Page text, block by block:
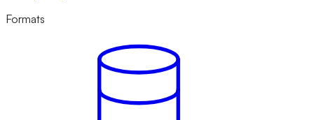
Formats